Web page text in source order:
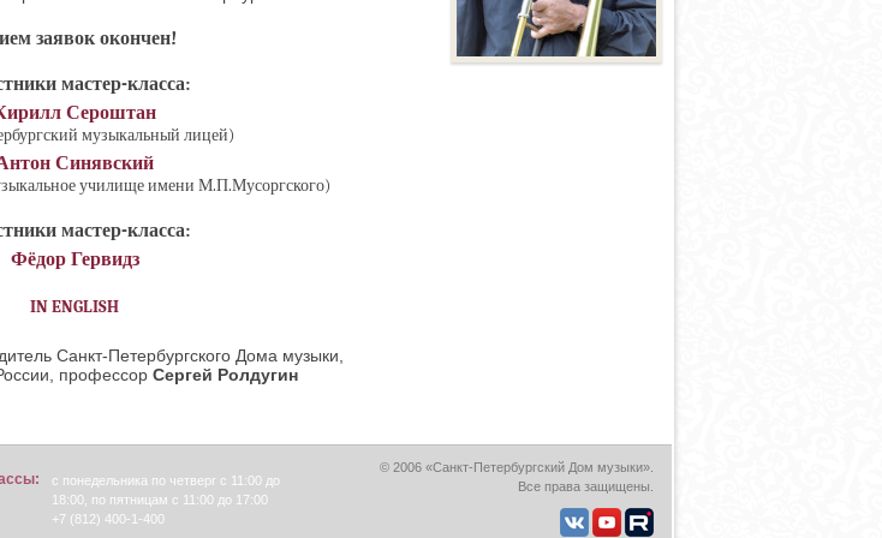
заявок окончен!
мастер-класса:
Сероштан
музыкальный лицей)
Синявский
училище имени М.П.Мусоргского)
мастер-класса:
Фёдор Гервидз
IN ENGLISH
Санкт-Петербургского Дома музыки,
профессор Сергей Ролдугин
с понедельника по четверг с 11:00 до
18:00, по пятницам с 11:00 до 17:00
+7 (812) 400-1-400
© 2006 «Санкт-Петербургский Дом музыки».
Все права защищены.